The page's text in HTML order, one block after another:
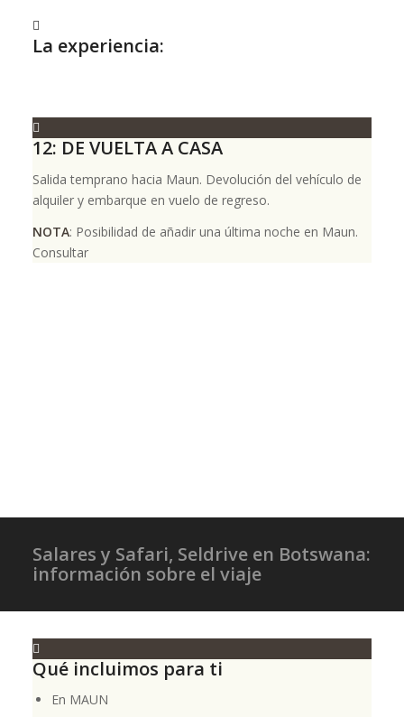
La experiencia:
12: DE VUELTA A CASA
Salida temprano hacia Maun. Devolución del vehículo de
alquiler y embarque en vuelo de regreso.
NOTA: Posibilidad de añadir una última noche en Maun.
Consultar
Salares y Safari, Seldrive en Botswana:
información sobre el viaje
Qué incluimos para ti
En MAUN